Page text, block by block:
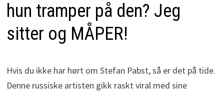
hun tramper på den? Jeg
sitter og MÅPER!
Hvis du ikke har hørt om Stefan Pabst, så er det på tide.
Denne russiske artisten gikk raskt viral med sine